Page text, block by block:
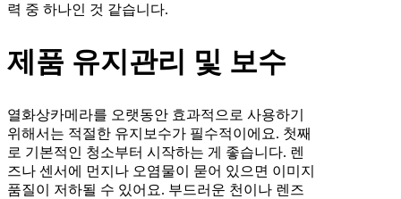
력 중 하나인 것 같습니다.
제품 유지관리 및 보수
열화상카메라를 오랫동안 효과적으로 사용하기
위해서는 적절한 유지보수가 필수적이에요. 첫째
로 기본적인 청소부터 시작하는 게 좋습니다. 렌
즈나 센서에 먼지나 오염물이 묻어 있으면 이미지
품질이 저하될 수 있어요. 부드러운 천이나 렌즈